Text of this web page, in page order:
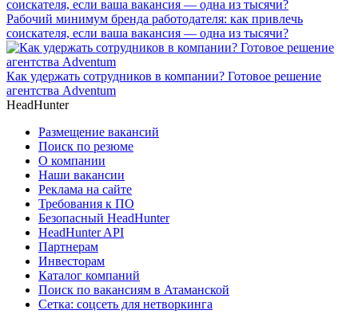
Рабочий минимум бренда работодателя: как привлечь
соискателя, если ваша вакансия — одна из тысячи?
Как удержать сотрудников в компании? Готовое решение
агентства Adventum
HeadHunter
Размещение вакансий
Поиск по резюме
О компании
Наши вакансии
Реклама на сайте
Требования к ПО
Безопасный HeadHunter
HeadHunter API
Партнерам
Инвесторам
Каталог компаний
Поиск по вакансиям в Атаманской
Сетка: соцсеть для нетворкинга